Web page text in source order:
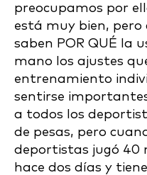
preocupamos por
está muy bien,
saben POR QUÉ la
mano los ajustes
entrenamiento
sentirse
a todos los
de pesas, pero
deportistas jugó 40
hace dos días y